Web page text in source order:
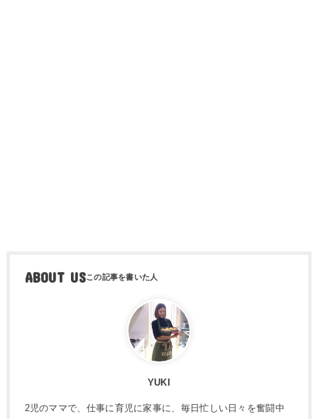
ABOUT US
YUKI
2児のママで、仕事に育児に家事に、毎日忙しい日々を奮闘中